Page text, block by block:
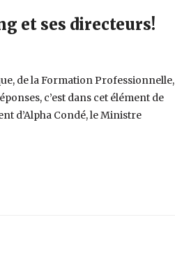
et ses directeurs!
de la Formation Professionnelle,
c’est dans cet élément de
d’Alpha Condé, le Ministre